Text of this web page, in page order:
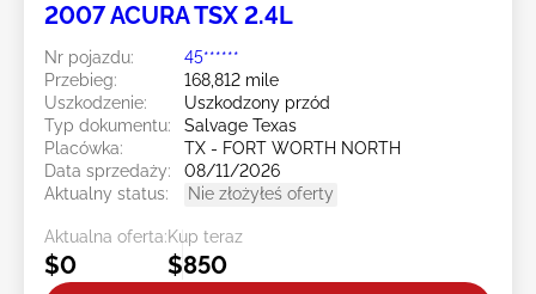
2007 ACURA TSX 2.4L
Nr pojazdu:
45******
Przebieg:
168,812 mile
Uszkodzenie:
Uszkodzony przód
Typ dokumentu:
Salvage Texas
Placówka:
TX - FORT WORTH NORTH
Data sprzedaży:
08/11/2026
Aktualny status:
Nie złożyłeś oferty
Aktualna oferta:
$0
Kup teraz
$850